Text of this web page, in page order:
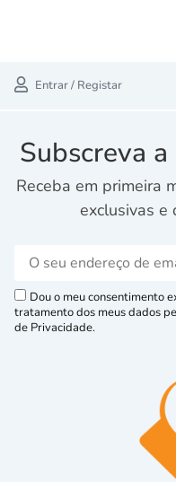
Entrar / Registar
Subscreva
Receba em primeira
exclusivas e
Dou o meu consentimento
tratamento dos meus dados
de Privacidade.